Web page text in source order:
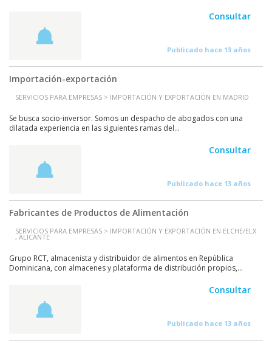
Consultar
Publicado hace 13 años
Importación-exportación
SERVICIOS PARA EMPRESAS > IMPORTACIÓN Y EXPORTACIÓN EN MADRID
Se busca socio-inversor. Somos un despacho de abogados con una
dilatada experiencia en las siguientes ramas del...
Consultar
Publicado hace 13 años
Fabricantes de Productos de Alimentación
SERVICIOS PARA EMPRESAS > IMPORTACIÓN Y EXPORTACIÓN EN ELCHE/ELX
, ALICANTE
Grupo RCT, almacenista y distribuidor de alimentos en República
Dominicana, con almacenes y plataforma de distribución propios,...
Consultar
Publicado hace 13 años